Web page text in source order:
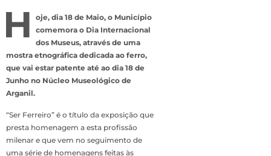
H
oje, dia 18 de Maio, o Município
comemora o Dia Internacional
dos Museus, através de uma
mostra etnográfica dedicada ao ferro,
que vai estar patente até ao dia 18 de
Junho no Núcleo Museológico de
Arganil.
“Ser Ferreiro” é o título da exposição que
presta homenagem a esta profissão
milenar e que vem no seguimento de
uma série de homenagens feitas às